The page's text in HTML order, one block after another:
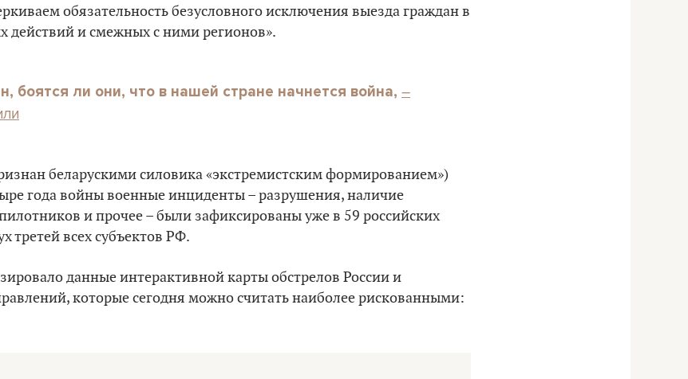
обязательность безусловного исключения выезда граждан в
действий и смежных с ними регионов».
боятся ли они, что в нашей стране начнется война, –
беларускими силовика «экстремистским формированием»)
года войны военные инциденты – разрушения, наличие
и прочее – были зафиксированы уже в 59 российских
третей всех субъектов РФ.
данные интерактивной карты обстрелов России и
которые сегодня можно считать наиболее рискованными: